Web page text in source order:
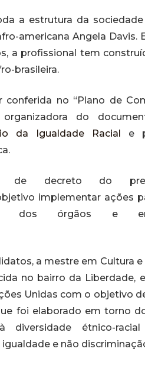
a estrutura da
americana Angela Davis.
a profissional tem
brasileira.
no “Plano de
do
da Igualdade Racial e
de decreto do
implementar ações
dos órgãos e
a mestre em Cultura e
no bairro da Liberdade,
Unidas com o objetivo
foi elaborado em torno
diversidade étnico-
e não